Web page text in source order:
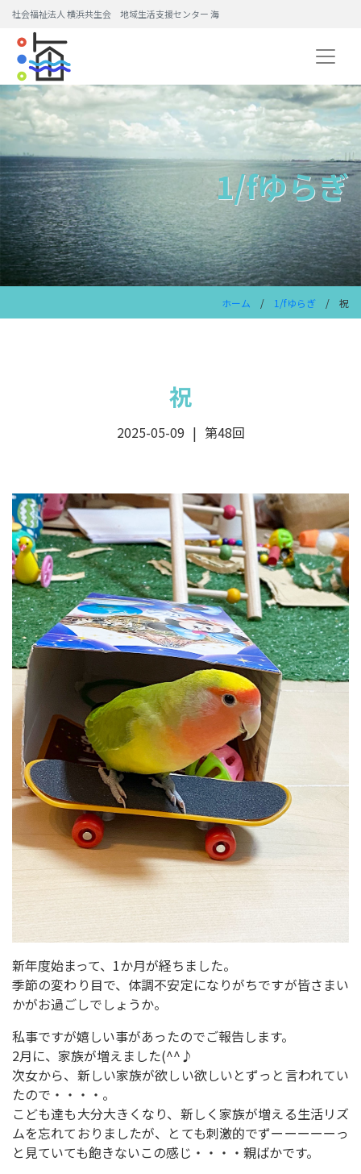
社会福祉法人 横浜共生会 地域生活支援センター 海
1/fゆらぎ
ホーム / 1/fゆらぎ / 祝
祝
2025-05-09 第48回
新年度始まって、1か月が経ちました。
季節の変わり目で、体調不安定になりがちですが皆さまい
かがお過ごしでしょうか。
私事ですが嬉しい事があったのでご報告します。
2月に、家族が増えました(^^♪
次女から、新しい家族が欲しい欲しいとずっと言われてい
たので・・・・。
こども達も大分大きくなり、新しく家族が増える生活リズ
ムを忘れておりましたが、とても刺激的でずーーーーーっ
と見ていても飽きないこの感じ・・・・親ばかです。